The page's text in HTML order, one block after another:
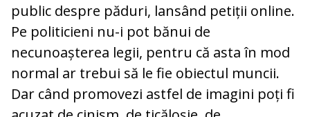
public despre păduri, lansând petiții online.
Pe politicieni nu-i pot bănui de
necunoașterea legii, pentru că asta în mod
normal ar trebui să le fie obiectul muncii.
Dar când promovezi astfel de imagini poți fi